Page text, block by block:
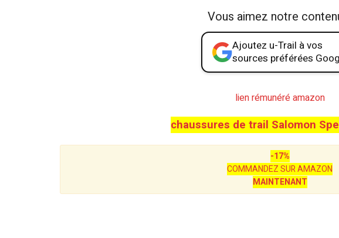
Vous aimez notre
Ajoutez u-Trail à vos
sources préférées
lien rémunéré amazon
chaussures de trail Salomon
-17%
COMMANDEZ SUR AMAZON
MAINTENANT